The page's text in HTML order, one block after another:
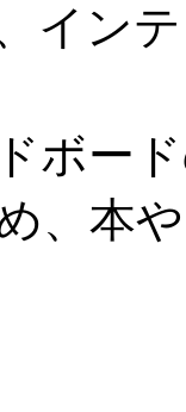
イン
ボー
、本